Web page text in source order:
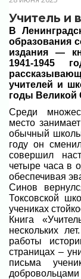
Учитель и
В
образования
издания —
1941-1945
учителей и
годы Великой
Среди
место
обычный
году он
совершил
четыре часа в
обеспечивая
Синов
Токсовской
учениках
Книга
нескольких
работы
страницах –
письма